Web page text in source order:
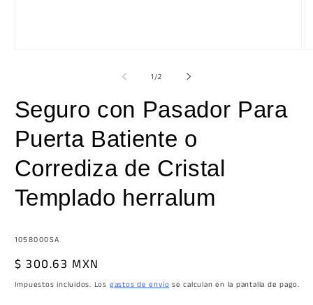
una
ventana
1/de
2
Seguro con Pasador Para
Puerta Batiente o
Corrediza de Cristal
Templado herralum
SKU:
1058000SA
Precio
habitual
$ 300.63 MXN
Impuestos incluidos. Los gastos de envío se calculan en la pantalla de pago.